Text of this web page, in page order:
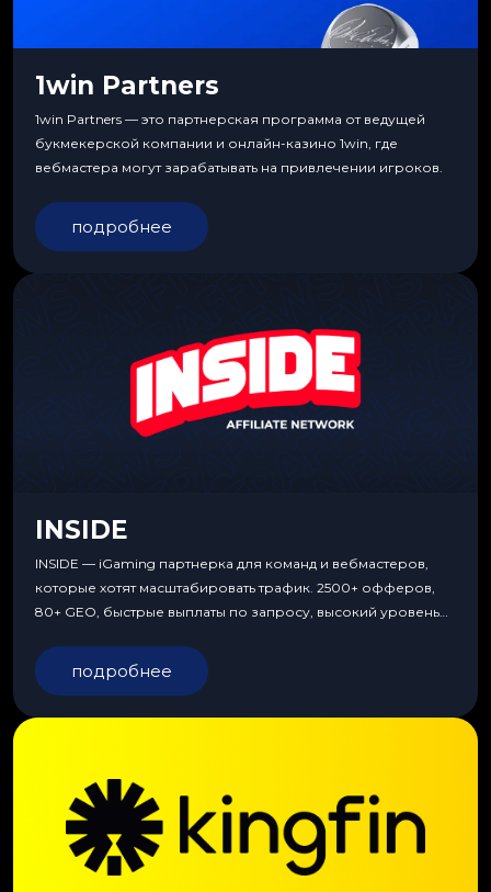
1win Partners
1win Partners — это партнерская программа от ведущей
букмекерской компании и онлайн-казино 1win, где
вебмастера могут зарабатывать на привлечении игроков.
подробнее
INSIDE
INSIDE — iGaming партнерка для команд и вебмастеров,
которые хотят масштабировать трафик. 2500+ офферов,
80+ GEO, быстрые выплаты по запросу, высокий уровень
подробнее